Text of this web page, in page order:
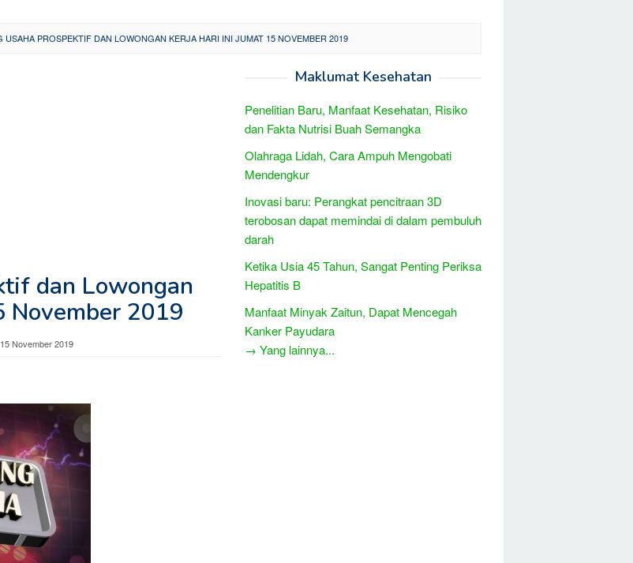
USAHA PROSPEKTIF DAN LOWONGAN KERJA HARI INI JUMAT 15 NOVEMBER 2019
dan Lowongan
November 2019
15 November 2019
Maklumat Kesehatan
Penelitian Baru, Manfaat Kesehatan, Risiko
dan Fakta Nutrisi Buah Semangka
Olahraga Lidah, Cara Ampuh Mengobati
Mendengkur
Inovasi baru: Perangkat pencitraan 3D
terobosan dapat memindai di dalam pembuluh
darah
Ketika Usia 45 Tahun, Sangat Penting Periksa
Hepatitis B
Manfaat Minyak Zaitun, Dapat Mencegah
Kanker Payudara
→ Yang lainnya...